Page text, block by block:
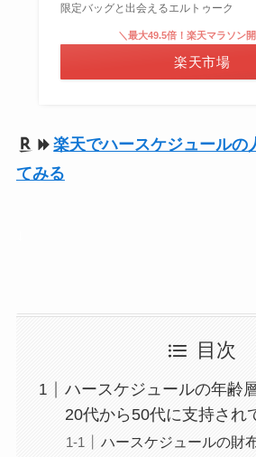
限定バッグと出会えるエルトゥーク
＼最大49.5倍！楽天マラソン
楽天市場
楽天でハースケジュールの
てみる
目次
ハースケジュールの年齢
20代から50代に支持され
ハースケジュールの財